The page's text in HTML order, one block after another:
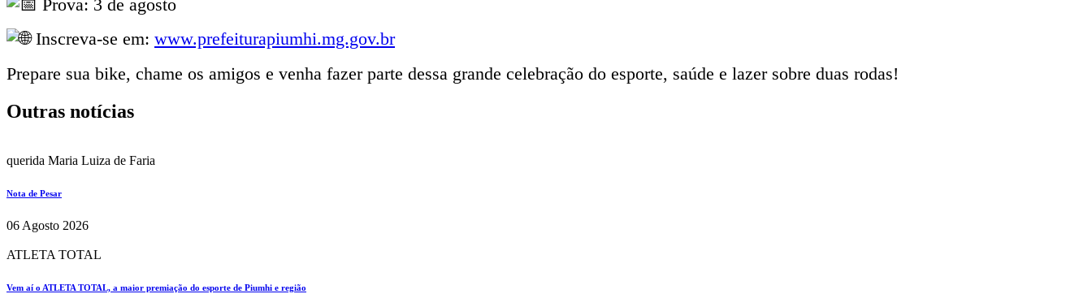
Prova: 3 de agosto
Inscreva-se em: www.prefeiturapiumhi.mg.gov.br
Prepare sua bike, chame os amigos e venha fazer parte dessa grande celebração do esporte, saúde e lazer sobre duas rodas!
Outras notícias
querida Maria Luiza de Faria
Nota de Pesar
06 Agosto 2026
ATLETA TOTAL
Vem aí o ATLETA TOTAL, a maior premiação do esporte de Piumhi e região